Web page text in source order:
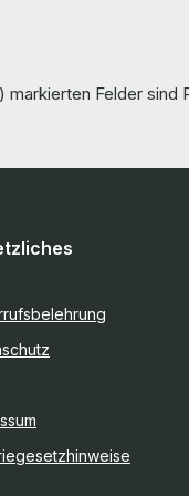
markierten Felder sind